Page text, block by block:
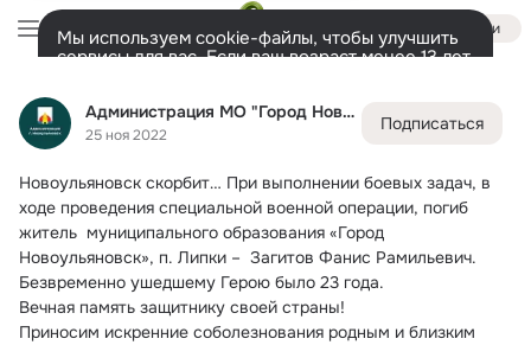
Администрация МО "Город Новоульяновск"
25 ноя 2022
Подписаться
Новоульяновск скорбит… При выполнении боевых задач, в
ходе проведения специальной военной операции, погиб
житель  муниципального образования «Город
Новоульяновск», п. Липки –  Загитов Фанис Рамильевич.
Безвременно ушедшему Герою было 23 года.
Вечная память защитнику своей страны!
Приносим искренние соболезнования родным и близким
Войти
Мы используем cookie-файлы, чтобы улучшить
сервисы для вас. Если ваш возраст менее 13 лет,
представитель.
Разрешить все Настроить
Лента Участники 25K Ещё
Дополнительная
колонка
Всё10 790 Обсуждаемые